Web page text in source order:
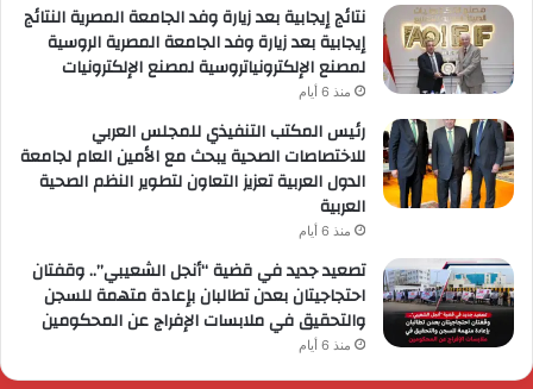
نتائج إيجابية بعد زيارة وفد الجامعة المصرية النتائج
إيجابية بعد زيارة وفد الجامعة المصرية الروسية
لمصنع الإلكترونياتروسية لمصنع الإلكترونيات
منذ 6 أيام
رئيس المكتب التنفيذي للمجلس العربي
للاختصاصات الصحية يبحث مع الأمين العام لجامعة
الدول العربية تعزيز التعاون لتطوير النظم الصحية
العربية
منذ 6 أيام
تصعيد جديد في قضية “أنجل الشعيبي”.. وقفتان
احتجاجيتان بعدن تطالبان بإعادة متهمة للسجن
والتحقيق في ملابسات الإفراج عن المحكومين
منذ 6 أيام